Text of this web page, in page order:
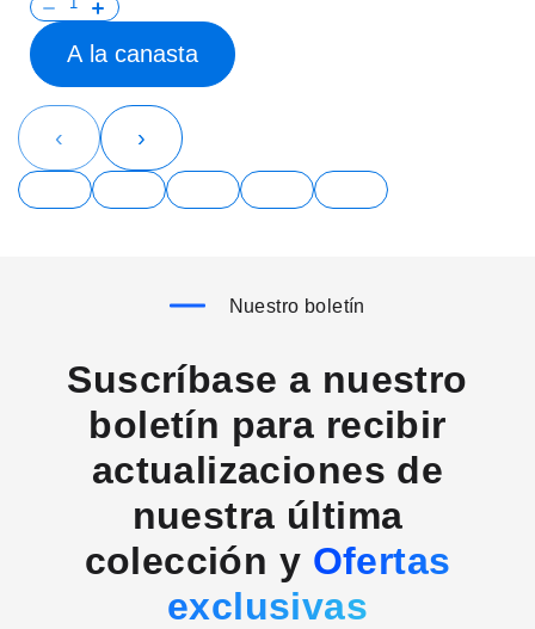
A la canasta
‹ ›
Nuestro boletín
Suscríbase a nuestro
boletín para recibir
actualizaciones de
nuestra última
colección y Ofertas
exclusivas